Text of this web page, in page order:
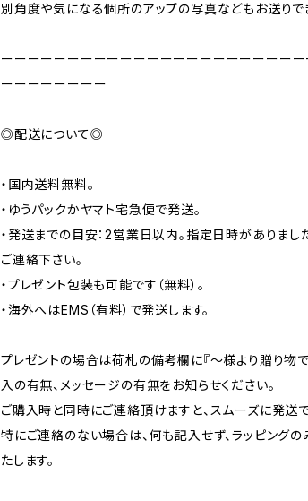
別角度や気になる個所のアップの写真などもお送りで
ーーーーーーーーーーーーーーーーーーーーーー
ーーーーーーーー
◎配送について◎​
・国内送料無料。​
・ゆうパックかヤマト宅急便で発送。​
・発送までの目安：2営業日以内。指定日時がありまし
ご連絡下さい。​
・プレゼント包装も可能です（無料）。
・海外へはEMS（有料）で発送します。​
プレゼントの場合は荷札の備考欄に『～様より贈り物
入の有無、メッセージの有無をお知らせください。​
ご購入時と同時にご連絡頂けますと、スムーズに発送で
特にご連絡のない場合は、何も記入せず、ラッピング
たします。 ​